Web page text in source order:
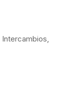
Intercambios,